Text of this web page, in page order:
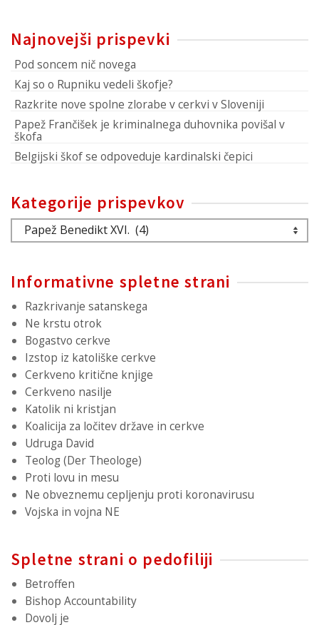
Najnovejši prispevki
Pod soncem nič novega
Kaj so o Rupniku vedeli škofje?
Razkrite nove spolne zlorabe v cerkvi v Sloveniji
Papež Frančišek je kriminalnega duhovnika povišal v
škofa
Belgijski škof se odpoveduje kardinalski čepici
Kategorije prispevkov
Kategorije
prispevkov
Informativne spletne strani
Razkrivanje satanskega
Ne krstu otrok
Bogastvo cerkve
Izstop iz katoliške cerkve
Cerkveno kritične knjige
Cerkveno nasilje
Katolik ni kristjan
Koalicija za ločitev države in cerkve
Udruga David
Teolog (Der Theologe)
Proti lovu in mesu
Ne obveznemu cepljenju proti koronavirusu
Vojska in vojna NE
Spletne strani o pedofiliji
Betroffen
Bishop Accountability
Dovolj je